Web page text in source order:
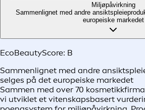
Miljøpåvirkning
Sammenlignet med andre
europeiske markedet
EcoBeautyScore: B
Sammenlignet med andre
selges på det europeiske markedet
Sammen med over 70
vi utviklet et vitenskapsbasert